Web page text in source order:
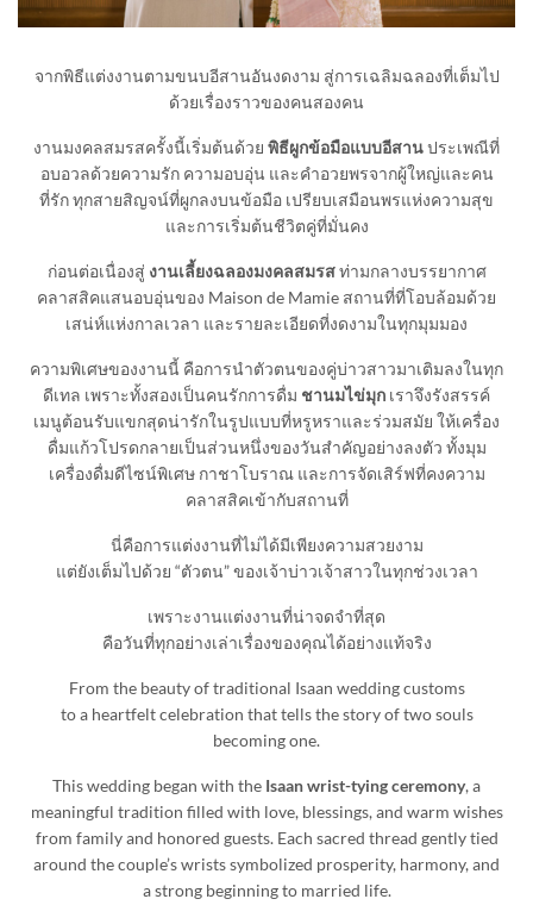
จากพิธีแต่งงานตามขนบอีสานอันงดงาม สู่การเฉลิมฉลองที่เต็มไป
ด้วยเรื่องราวของคนสองคน
งานมงคลสมรสครั้งนี้เริ่มต้นด้วย พิธีผูกข้อมือแบบอีสานประเพณีที่
อบอวลด้วยความรัก ความอบอุ่น และคำอวยพรจากผู้ใหญ่และคน
ที่รัก ทุกสายสิญจน์ที่ผูกลงบนข้อมือ เปรียบเสมือนพรแห่งความสุข
และการเริ่มต้นชีวิตคู่ที่มั่นคง
ก่อนต่อเนื่องสู่ งานเลี้ยงฉลองมงคลสมรสท่ามกลางบรรยากาศ
คลาสสิคแสนอบอุ่นของ Maison de Mamie สถานที่ที่โอบล้อมด้วย
เสน่ห์แห่งกาลเวลา และรายละเอียดที่งดงามในทุกมุมมอง
ความพิเศษของงานนี้ คือการนำตัวตนของคู่บ่าวสาวมาเติมลงในทุก
ดีเทล เพราะทั้งสองเป็นคนรักการดื่ม ชานมไข่มุก เราจึงรังสรรค์
เมนูต้อนรับแขกสุดน่ารักในรูปแบบที่หรูหราและร่วมสมัย ให้เครื่อง
ดื่มแก้วโปรดกลายเป็นส่วนหนึ่งของวันสำคัญอย่างลงตัว ทั้งมุม
เครื่องดื่มดีไซน์พิเศษ กาชาโบราณ และการจัดเสิร์ฟที่คงความ
คลาสสิคเข้ากับสถานที่
นี่คือการแต่งงานที่ไม่ได้มีเพียงความสวยงาม
แต่ยังเต็มไปด้วย “ตัวตน” ของเจ้าบ่าวเจ้าสาวในทุกช่วงเวลา
เพราะงานแต่งงานที่น่าจดจำที่สุด
คือวันที่ทุกอย่างเล่าเรื่องของคุณได้อย่างแท้จริง
From the beauty of traditional Isaan wedding customs
to a heartfelt celebration that tells the story of two souls
becoming one.
This wedding began with the Isaan wrist-tying ceremony, a
meaningful tradition filled with love, blessings, and warm wishes
from family and honored guests. Each sacred thread gently tied
around the couple’s wrists symbolized prosperity, harmony, and
a strong beginning to married life.